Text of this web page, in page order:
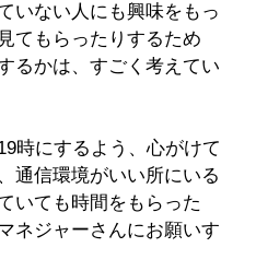
いない人にも興味をもっ
てもらったりするため
るかは、すごく考えてい
時にするよう、心がけて
通信環境がいい所にいる
いても時間をもらった
ネジャーさんにお願いす